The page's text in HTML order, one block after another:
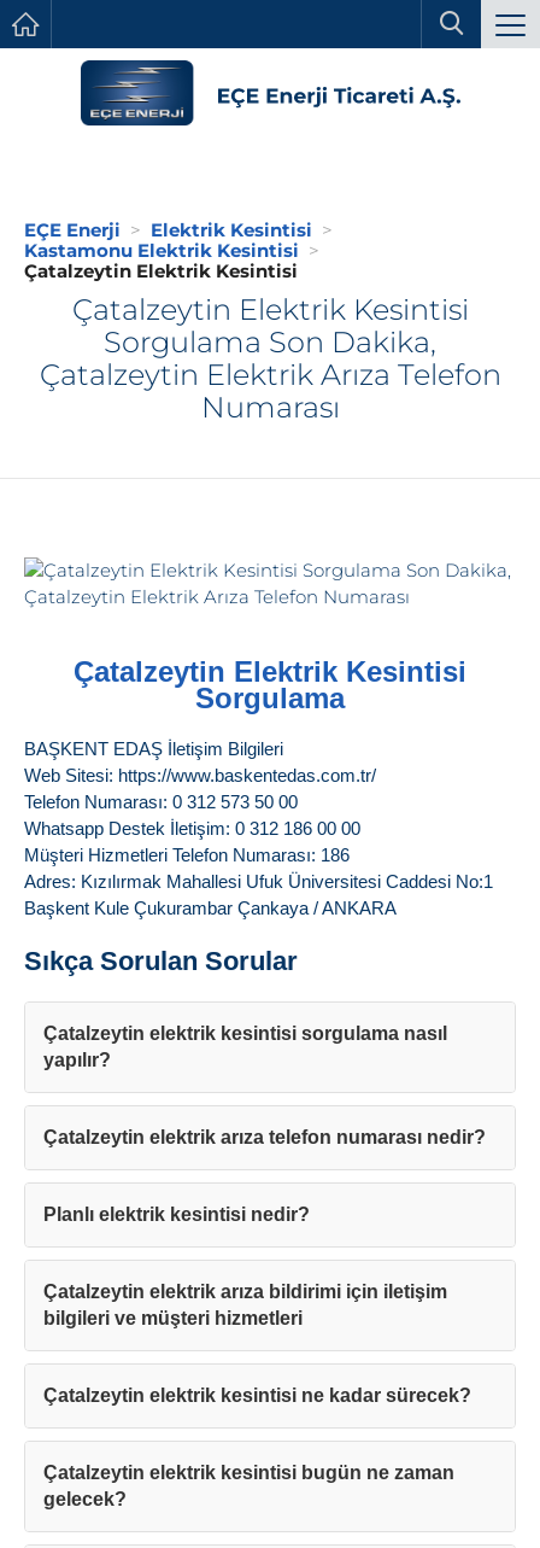
EÇE Enerji
Elektrik Kesintisi
Kastamonu Elektrik Kesintisi
Çatalzeytin Elektrik Kesintisi
Çatalzeytin Elektrik Kesintisi
Sorgulama Son Dakika,
Çatalzeytin Elektrik Arıza Telefon
Numarası
Çatalzeytin Elektrik Kesintisi
Sorgulama
BAŞKENT EDAŞ İletişim Bilgileri
Web Sitesi: https://www.baskentedas.com.tr/
Telefon Numarası: 0 312 573 50 00
Whatsapp Destek İletişim: 0 312 186 00 00
Müşteri Hizmetleri Telefon Numarası: 186
Adres: Kızılırmak Mahallesi Ufuk Üniversitesi Caddesi No:1
Başkent Kule Çukurambar Çankaya / ANKARA
Sıkça Sorulan Sorular
Çatalzeytin elektrik kesintisi sorgulama nasıl
yapılır?
Çatalzeytin elektrik arıza telefon numarası nedir?
Planlı elektrik kesintisi nedir?
Çatalzeytin elektrik arıza bildirimi için iletişim
bilgileri ve müşteri hizmetleri
Çatalzeytin elektrik kesintisi ne kadar sürecek?
Çatalzeytin elektrik kesintisi bugün ne zaman
gelecek?